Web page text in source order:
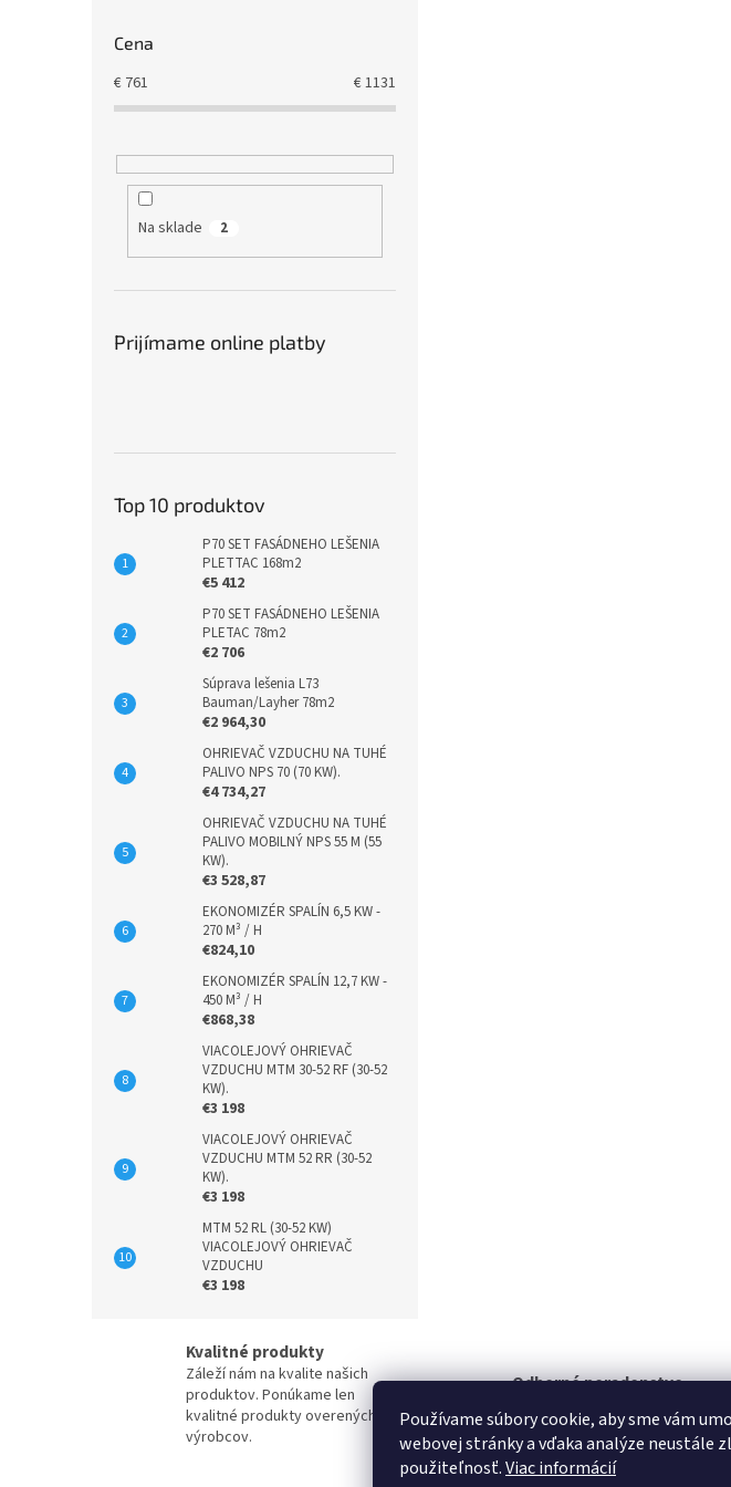
Používame súbory cookie, aby sme vám
webovej stránky a vďaka analýze neustále
použiteľnosť.Viac informácií
Cena
€ 761 €1131
Na sklade 2
Prijímame online platby
Top 10 produktov
P70 SET FASÁDNEHO LEŠENIA
PLETTAC 168m2
€5 412
P70 SET FASÁDNEHO LEŠENIA
PLETAC 78m2
€2 706
Súprava lešenia L73
Bauman/Layher 78m2
€2 964,30
OHRIEVAČ VZDUCHU NA TUHÉ
PALIVO NPS 70 (70 KW).
€4 734,27
OHRIEVAČ VZDUCHU NA TUHÉ
PALIVO MOBILNÝ NPS 55 M (55
KW).
€3 528,87
EKONOMIZÉR SPALÍN 6,5 KW -
270 M³ / H
€824,10
EKONOMIZÉR SPALÍN 12,7 KW -
450 M³ / H
€868,38
VIACOLEJOVÝ OHRIEVAČ
VZDUCHU MTM 30-52 RF (30-52
KW).
€3 198
VIACOLEJOVÝ OHRIEVAČ
VZDUCHU MTM 52 RR (30-52
KW).
€3 198
MTM 52 RL (30-52 KW)
VIACOLEJOVÝ OHRIEVAČ
VZDUCHU
€3 198
Kvalitné produkty
Záleží nám na kvalite našich
produktov. Ponúkame len
kvalitné produkty overených
výrobcov.
Odborné poradenstvo